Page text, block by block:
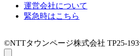
運営会社について
緊急時はこちら
©NTTタウンページ株式会社 TP25-193